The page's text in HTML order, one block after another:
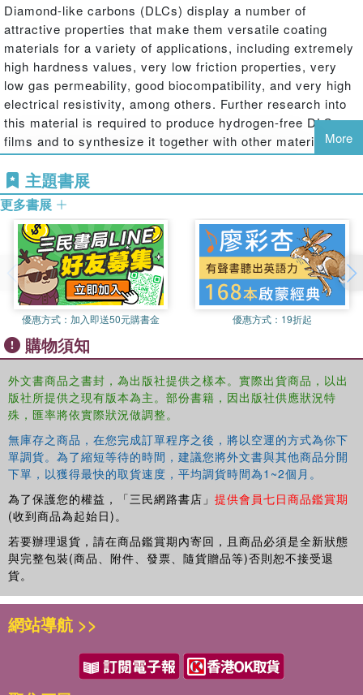
Diamond-like carbons (DLCs) display a number of
attractive properties that make them versatile coating
materials for a variety of applications, including extremely
high hardness values, very low friction properties, very
low gas permeability, good biocompatibility, and very high
electrical resistivity, among others. Further research into
this material is required to produce hydrogen-free DLC
films and to synthesize it together with other materials,
thereby obtaining better film properties.Diamond-Like
Carbon Coatings: Technologies and Applications
emerging manufacturing technologies for DLCs with the
aim of improving their properties for use in practical
applications.
Discusses DLC coatings used in mechanical, manufacturing, and
medical applications
Details recent developments in the novel synthesis of DLC films
Covers advances in understanding of chemical, structural,
physical, mechanical, and tribological properties for modern
material processing
Highlights methods to yield longer service life
Considers prospects for future applications of emerging DLC
technologies
This work is aimed at materials science and engineering
researchers, advanced students, and industry
professionals.
More
主題書展
更多書展
優惠方式： 加入即送50元購書金 優惠方式： 19折起
購物須知
外文書商品之書封，為出版社提供之樣本。實際出貨商品，以出
版社所提供之現有版本為主。部份書籍，因出版社供應狀況特
殊，匯率將依實際狀況做調整。
無庫存之商品，在您完成訂單程序之後，將以空運的方式為你下
單調貨。為了縮短等待的時間，建議您將外文書與其他商品分開
下單，以獲得最快的取貨速度，平均調貨時間為1~2個月。
為了保護您的權益，「三民網路書店」 提供會員七日商品鑑賞期
(收到商品為起始日)。
若要辦理退貨，請在商品鑑賞期內寄回，且商品必須是全新狀態
與完整包裝(商品、附件、發票、隨貨贈品等)否則恕不接受退
貨。
網站導航 >>